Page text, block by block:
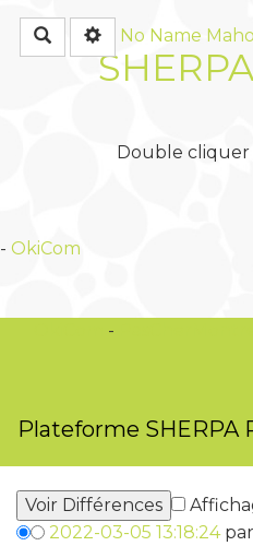
RechercherNo Name Maho
Double cliquer
- OkiCom
Plateforme SHERPA
-
2022-03-05 13:18:24par